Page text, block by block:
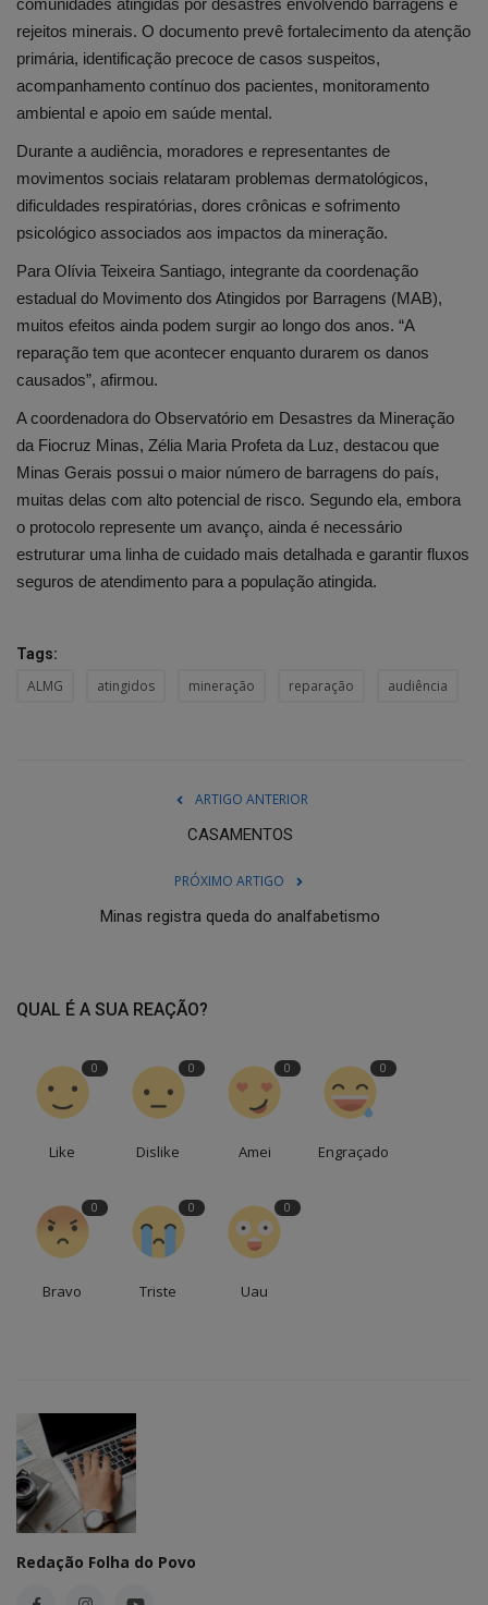
comunidades atingidas por desastres envolvendo barragens e
rejeitos minerais. O documento prevê fortalecimento da atenção
primária, identificação precoce de casos suspeitos,
acompanhamento contínuo dos pacientes, monitoramento
ambiental e apoio em saúde mental.
Durante a audiência, moradores e representantes de
movimentos sociais relataram problemas dermatológicos,
dificuldades respiratórias, dores crônicas e sofrimento
psicológico associados aos impactos da mineração.
Para Olívia Teixeira Santiago, integrante da coordenação
estadual do Movimento dos Atingidos por Barragens (MAB),
muitos efeitos ainda podem surgir ao longo dos anos. “A
reparação tem que acontecer enquanto durarem os danos
causados”, afirmou.
A coordenadora do Observatório em Desastres da Mineração
da Fiocruz Minas, Zélia Maria Profeta da Luz, destacou que
Minas Gerais possui o maior número de barragens do país,
muitas delas com alto potencial de risco. Segundo ela, embora
o protocolo represente um avanço, ainda é necessário
estruturar uma linha de cuidado mais detalhada e garantir fluxos
seguros de atendimento para a população atingida.
Tags:
ALMG atingidos mineração reparação audiência
ARTIGO ANTERIOR
CASAMENTOS
PRÓXIMO ARTIGO
Minas registra queda do analfabetismo
QUAL É A SUA REAÇÃO?
0
Like
0
Dislike
0
Amei
0
Engraçado
0
Bravo
0
Triste
0
Uau
Redação Folha do Povo